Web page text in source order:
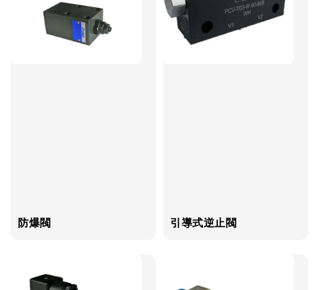
防爆閥 引導式逆止閥